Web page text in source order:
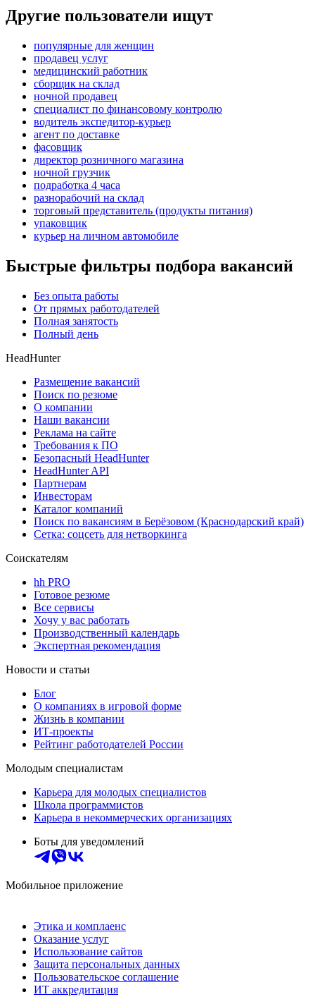
Другие пользователи ищут
популярные для женщин
продавец услуг
медицинский работник
сборщик на склад
ночной продавец
специалист по финансовому контролю
водитель экспедитор-курьер
агент по доставке
фасовщик
директор розничного магазина
ночной грузчик
подработка 4 часа
разнорабочий на склад
торговый представитель (продукты питания)
упаковщик
курьер на личном автомобиле
Быстрые фильтры подбора вакансий
Без опыта работы
От прямых работодателей
Полная занятость
Полный день
HeadHunter
Размещение вакансий
Поиск по резюме
О компании
Наши вакансии
Реклама на сайте
Требования к ПО
Безопасный HeadHunter
HeadHunter API
Партнерам
Инвесторам
Каталог компаний
Поиск по вакансиям в Берёзовом (Краснодарский край)
Сетка: соцсеть для нетворкинга
Соискателям
hh PRO
Готовое резюме
Все сервисы
Хочу у вас работать
Производственный календарь
Экспертная рекомендация
Новости и статьи
Блог
О компаниях в игровой форме
Жизнь в компании
ИТ-проекты
Рейтинг работодателей России
Молодым специалистам
Карьера для молодых специалистов
Школа программистов
Карьера в некоммерческих организациях
Боты для уведомлений
Мобильное приложение
Этика и комплаенс
Оказание услуг
Использование сайтов
Защита персональных данных
Пользовательское соглашение
ИТ аккредитация